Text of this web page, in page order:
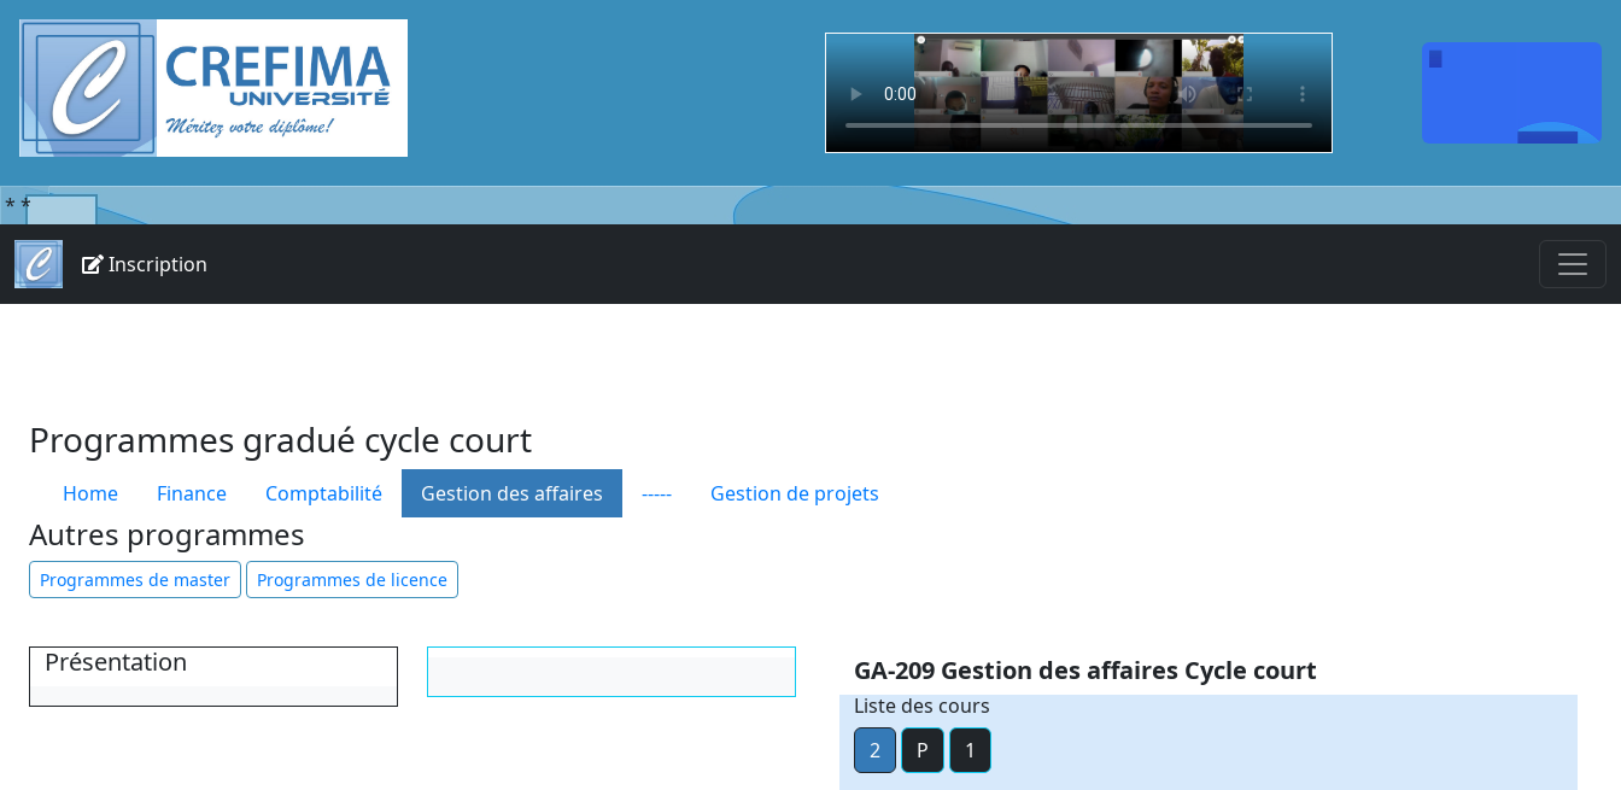
* *
Inscription
Programmes gradué cycle court
Home Finance Comptabilité Gestion des affaires ----- Gestion de projets
Autres programmes
Programmes de master Programmes de licence
Présentation GA-209 Gestion des affaires Cycle court
Liste des cours
2
P 1